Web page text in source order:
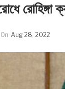
রোহিঙ্গা
On Aug 28, 2022